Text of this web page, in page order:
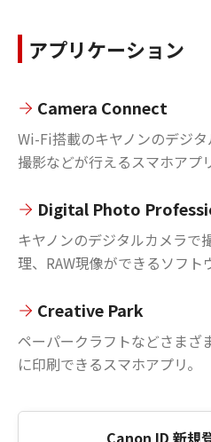
アプリケーション
Camera Connect
Wi-Fi搭載のキヤノンのデジ
撮影などが行えるスマホアプリ
Digital Photo
キヤノンのデジタルカメラで
理、RAW現像ができるソフト
Creative Park
ペーパークラフトなどさまざ
に印刷できるスマホアプリ。
Canon ID 新規